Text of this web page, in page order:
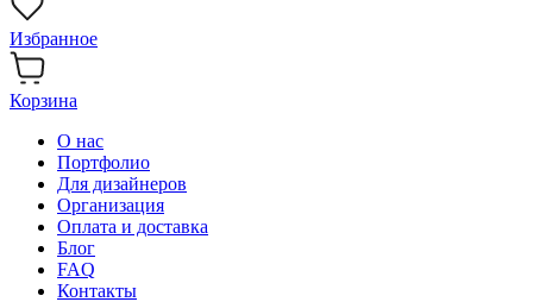
Избранное
Корзина
О нас
Портфолио
Для дизайнеров
Организация
Оплата и доставка
Блог
FAQ
Контакты